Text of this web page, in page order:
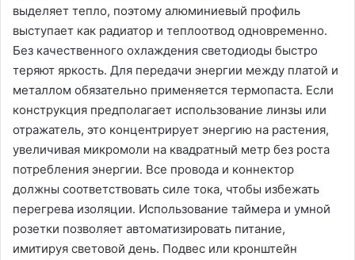
выделяет тепло, поэтому алюминиевый профиль
выступает как радиатор и теплоотвод одновременно․
Без качественного охлаждения светодиоды быстро
теряют яркость․ Для передачи энергии между платой и
металлом обязательно применяется термопаста․ Если
конструкция предполагает использование линзы или
отражатель, это концентрирует энергию на растения,
увеличивая микромоли на квадратный метр без роста
потребления энергии․ Все провода и коннектор
должны соответствовать силе тока, чтобы избежать
перегрева изоляции․ Использование таймера и умной
розетки позволяет автоматизировать питание,
имитируя световой день․ Подвес или кронштейн